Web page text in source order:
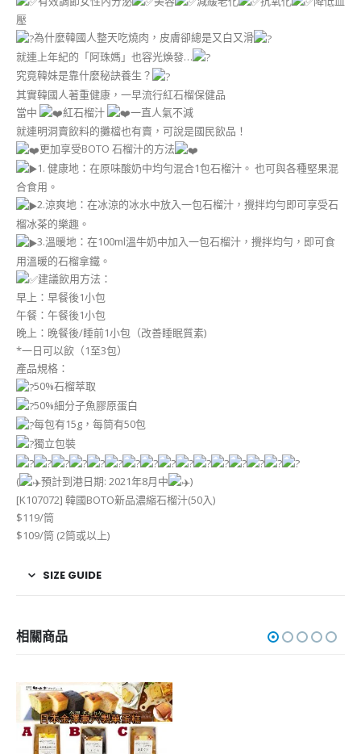
壓
為什麼韓國人整天吃燒肉，皮膚卻總是又白又滑
就連上年紀的「阿珠媽」也容光煥發…
究竟韓妹是靠什麼秘訣養生？
其實韓國人著重健康，一早流行紅石榴保健品
當中
紅石榴汁
一直人氣不減
就連明洞賣飲料的攤檔也有賣，可說是國民飲品！
更加享受BOTO 石榴汁的方法
1. 健康地：在原味酸奶中均勻混合1包石榴汁。 也可與各種堅果混
合食用。
2.涼爽地：在冰涼的冰水中放入一包石榴汁，攪拌均勻即可享受石
榴冰茶的樂趣。
3.溫暖地：在100ml溫牛奶中加入一包石榴汁，攪拌均勻，即可食
用溫暖的石榴拿鐵。
建議飲用方法：
早上：早餐後1小包
午餐：午餐後1小包
晚上：晚餐後/睡前1小包（改善睡眠質素)
*一日可以飲（1至3包）
產品規格：
50%石榴萃取
50%細分子魚膠原蛋白
每包有15g，每筒有50包
獨立包裝
( 預計到港日期: 2021年8月中
)
[K107072] 韓國BOTO新品濃縮石榴汁(50入)
$119/筒
$109/筒 (2筒或以上)
SIZE GUIDE
相關商品